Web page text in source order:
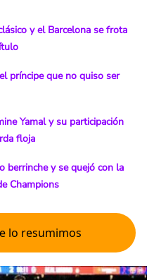
y el Barcelona se frota
príncipe que no quiso ser
Yamal y su participación
floja
berrinche y se quejó con la
Champions
lo resumimos